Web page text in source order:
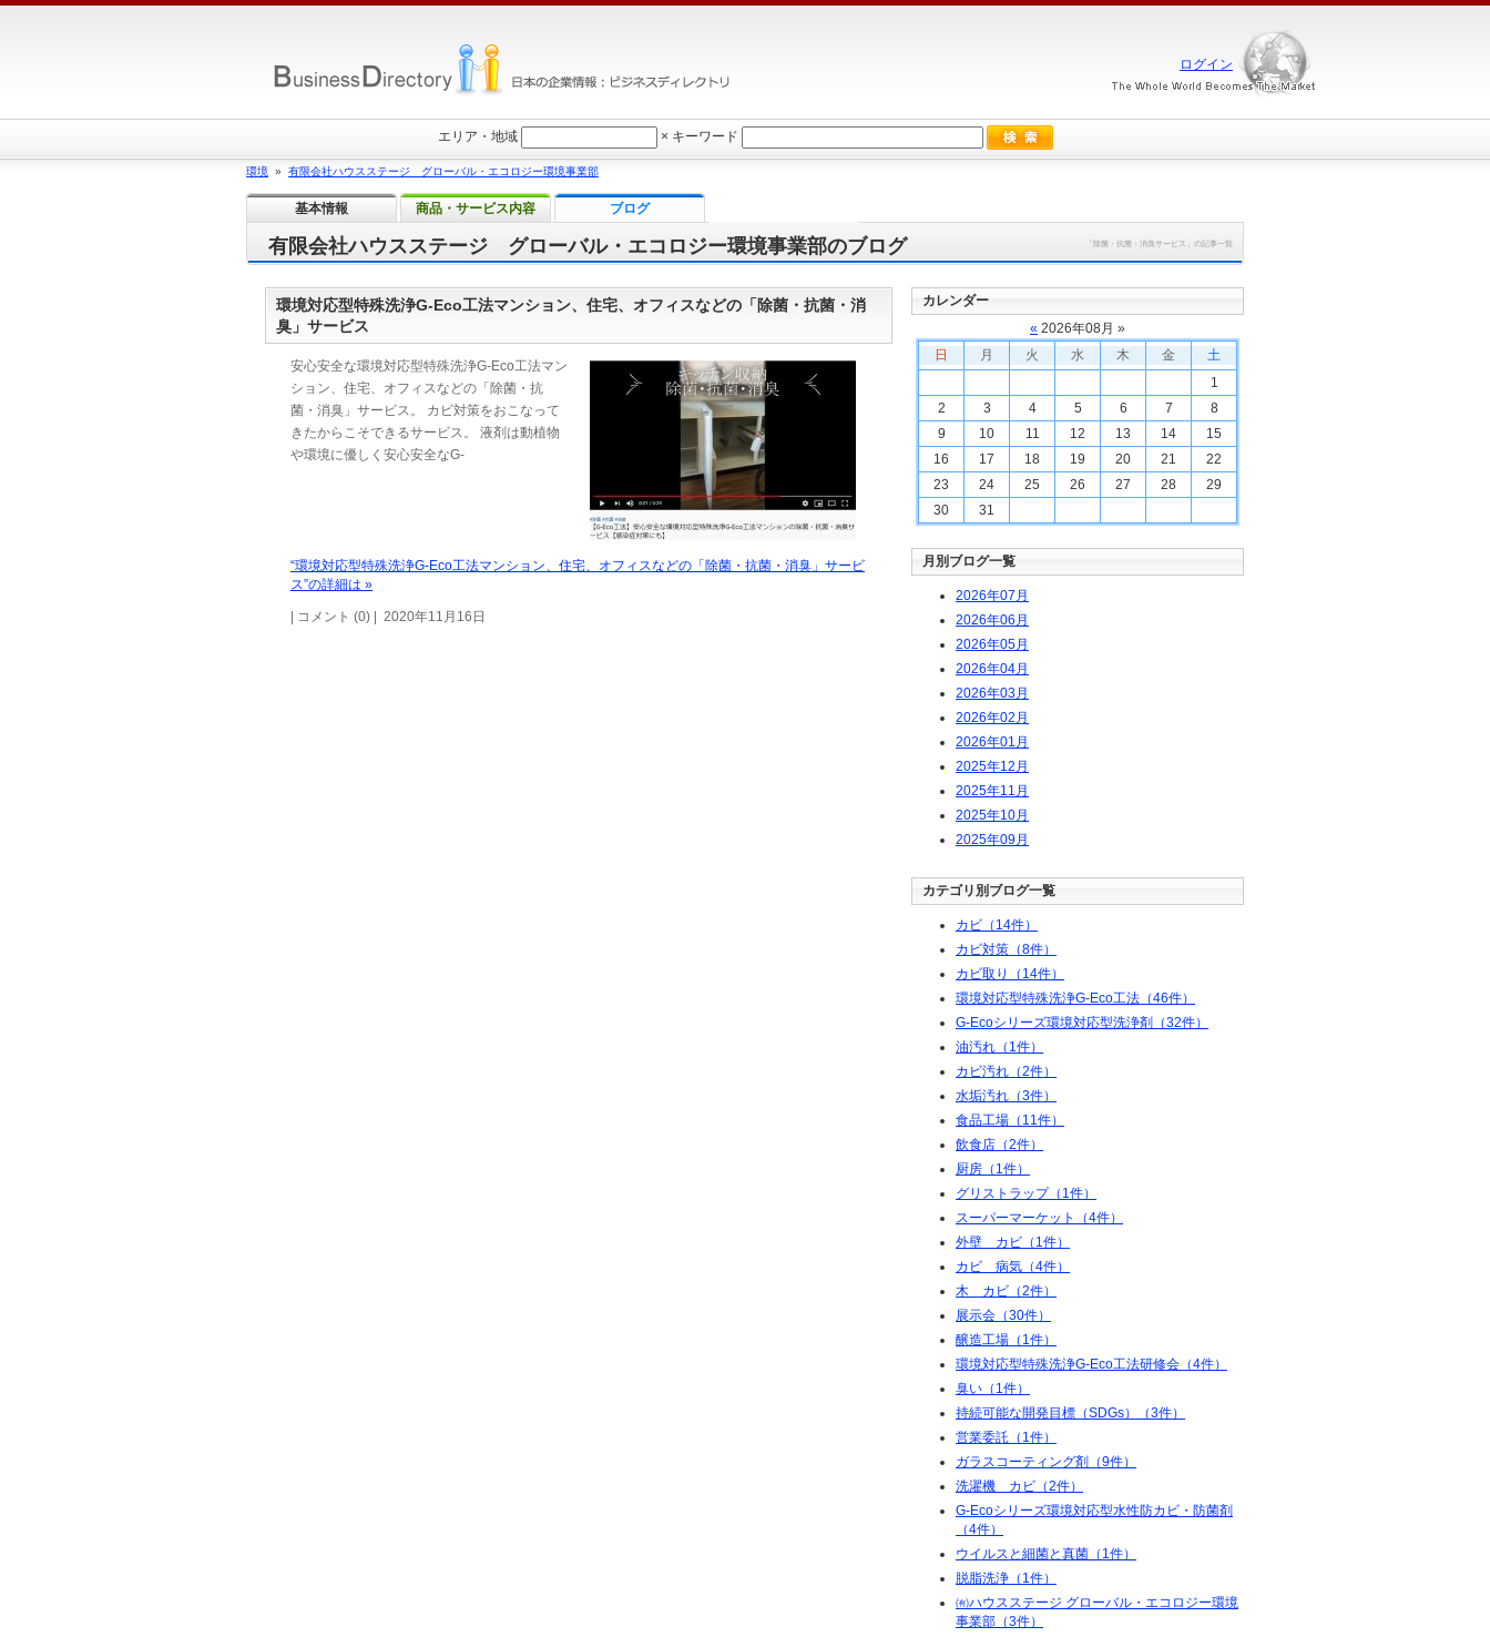
「除菌・抗菌・消臭サービス」の記事一覧
有限会社ハウスステージ グローバル・エコロジー環境事業部のブログ
環境対応型特殊洗浄G-Eco工法マンション、住宅、オフィスなどの「除菌・抗菌・消
臭」サービス
安心安全な環境対応型特殊洗浄G-Eco工法マン
ション、住宅、オフィスなどの「除菌・抗
菌・消臭」サービス。 カビ対策をおこなって
きたからこそできるサービス。 液剤は動植物
や環境に優しく安心安全なG-
“環境対応型特殊洗浄G-Eco工法マンション、住宅、オフィスなどの「除菌・抗菌・消臭」サービ
ス”の詳細は »
| コメント (0) | 2020年11月16日
カレンダー
« 2026年08月 »
日
月 火 水 木 金
土
1
2
3 4 5 6 7
8
9
10 11 12 13 14
15
16
17 18 19 20 21
22
23
24 25 26 27 28
29
30
31
月別ブログ一覧
2026年07 月
2026年06 月
2026年05月
2026年04月
2026年03月
2026年02 月
2026年01 月
2025年12 月
2025年11 月
2025年10月
2025年09月
カテゴリ別ブログ一覧
カビ（14件）
カビ対策（8件）
カビ取り（14件）
環境対応型特殊洗浄G-Eco工法（46件）
G-Ecoシリーズ環境対応型洗浄剤（32件）
油汚れ（1件）
カビ汚れ（2件）
水垢汚れ（3件）
食品工場（11件）
飲食店（2件）
厨房（1件）
グリストラップ（1件）
スーパーマーケット（4件）
外壁 カビ（1件）
カビ 病気（4件）
木 カビ（2件）
展示会（30件）
醸造工場（1件）
環境対応型特殊洗浄G-Eco工法研修会（4件）
臭い（1件）
持続可能な開発目標（SDGs）（3件）
営業委託（1件）
ガラスコーティング剤（9件）
洗濯機 カビ（2件）
G-Ecoシリーズ環境対応型水性防カビ・防菌剤
（4件）
ウイルスと細菌と真菌（1件）
脱脂洗浄（1件）
㈲ハウスステージ グローバル・エコロジー環境
事業部（3件）
ログイン
エリア・地域 × キーワード
環境 » 有限会社ハウスステージ グローバル・エコロジー環境事業部
基本情報 商品・サービス内容 ブログ